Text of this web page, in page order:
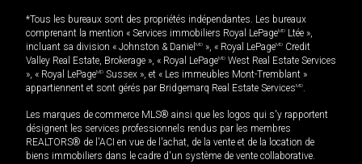
*Tous les bureaux sont des propriétés indépendantes. Les bureaux
comprenant la mention « Services immobiliers Royal LePageMD Ltée »,
incluant sa division « Johnston & Daniel MD », « Royal LePageMD Credit
Valley Real Estate, Brokerage », « Royal LePageMD West Real Estate Services
», « Royal LePageMD Sussex », et « Les immeubles Mont-Tremblant »
appartiennent et sont gérés par Bridgemarq Real Estate ServicesMD.
Les marques de commerce MLS® ainsi que les logos qui s'y rapportent
désignent les services professionnels rendus par les membres
REALTORS® de l'ACI en vue de l'achat, de la vente et de la location de
biens immobiliers dans le cadre d'un système de vente collaborative.